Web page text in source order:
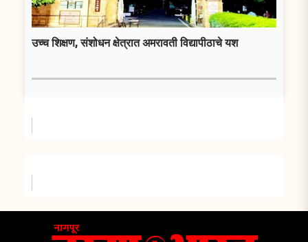
उच्च शिक्षण, संशोधन क्षेत्रात अमरावती विद्यापीठाचे यश